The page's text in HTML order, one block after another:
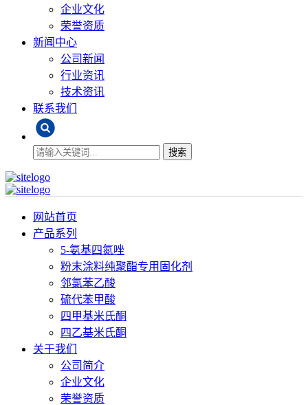
企业文化
荣誉资质
新闻中心
公司新闻
行业资讯
技术资讯
联系我们
搜索
网站首页
产品系列
5-氨基四氮唑
粉末涂料纯聚酯专用固化剂
邻氯苯乙酸
硫代苯甲酸
四甲基米氏酮
四乙基米氏酮
关于我们
公司简介
企业文化
荣誉资质